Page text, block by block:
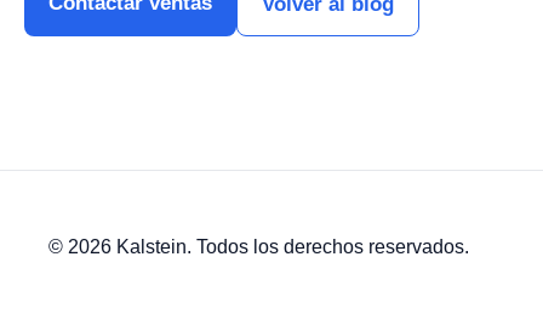
© 2026 Kalstein. Todos los derechos reservados.